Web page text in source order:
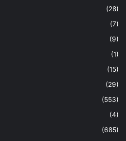
(28)
(7)
(9)
(1)
(15)
(29)
(553)
(4)
(685)